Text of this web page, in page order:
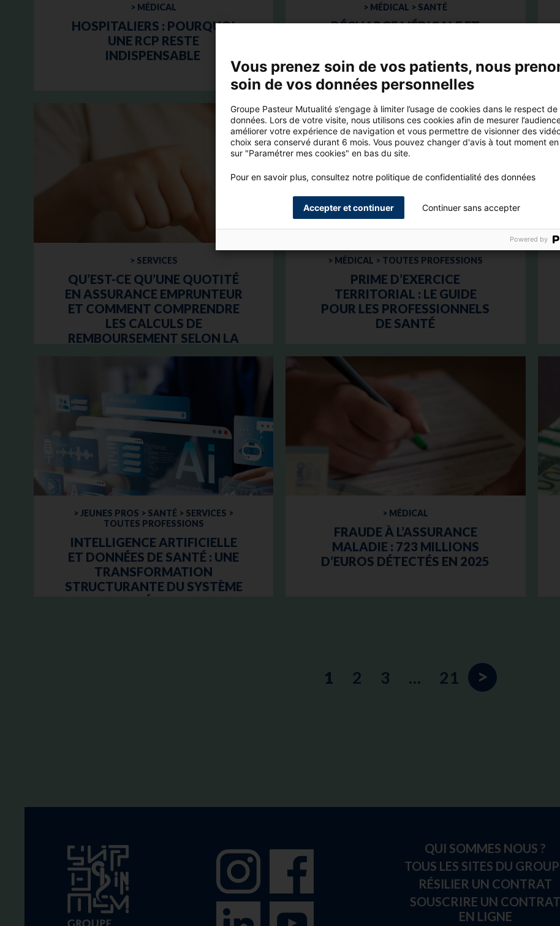
> MÉDICAL
HOSPITALIERS : POURQUOI
UNE RCP RESTE
INDISPENSABLE
> MÉDICAL > SANTÉ
DÉCHARGE MÉDICALE ET
JURIDIQUE DE CE DOCUMENT
?
> SERVICES
QU’EST-CE QU’UNE QUOTITÉ
EN ASSURANCE EMPRUNTEUR
ET COMMENT COMPRENDRE
LES CALCULS DE
REMBOURSEMENT SELON LA
> MÉDICAL > TOUTES PROFESSIONS
PRIME D’EXERCICE
TERRITORIAL : LE GUIDE
POUR LES PROFESSIONNELS
DE SANTÉ
> JEUNES PROS > SANTÉ > SERVICES >
TOUTES PROFESSIONS
INTELLIGENCE ARTIFICIELLE
ET DONNÉES DE SANTÉ : UNE
TRANSFORMATION
STRUCTURANTE DU SYSTÈME
DE SANTÉ FRANÇAIS
> MÉDICAL
FRAUDE À L’ASSURANCE
MALADIE : 723 MILLIONS
D’EUROS DÉTECTÉS EN 2025
1 2 3 … 21 >
QUI SOMMES NOUS ?
TOUS LES SITES DU
RÉSILIER UN CONTRAT
SOUSCRIRE UN CONTRAT
EN LIGNE
Vous prenez soin de vos patients, nous
soin de vos données personnelles
Groupe Pasteur Mutualité s’engage à limiter l’usage de cookies dans le respect de
données. Lors de votre visite, nous utilisons ces cookies afin de mesurer
améliorer votre expérience de navigation et vous permettre de visionner des
choix sera conservé durant 6 mois. Vous pouvez changer d'avis à tout moment
sur "Paramétrer mes cookies" en bas du site.
Pour en savoir plus, consultez notre politique de confidentialité des données
Accepter et continuer Continuer sans accepter
Powered by